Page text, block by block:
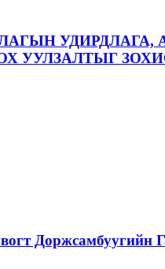
УДИРДЛАГА,
УУЛЗАЛТЫГ
Доржсамбуугийн